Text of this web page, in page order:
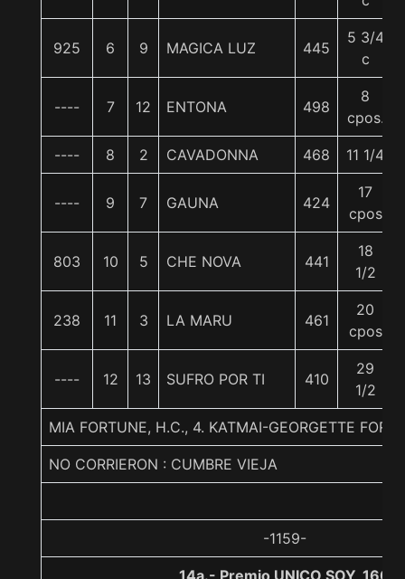
925 6 9 MAGICA LUZ 445
5 3/4
c
---- 7 12 ENTONA 498
8
cpos.
---- 8 2 CAVADONNA 468 11 1/4
---- 9 7 GAUNA 424
17
cpos
803 10 5 CHE NOVA 441
18
1/2
238 11 3 LA MARU 461
20
cpos
---- 12 13 SUFRO POR TI 410
29
1/2
MIA FORTUNE, H.C., 4. KATMAI-GEORGETTE
NO CORRIERON : CUMBRE VIEJA
-1159-
14a.- Premio UNICO SOY,